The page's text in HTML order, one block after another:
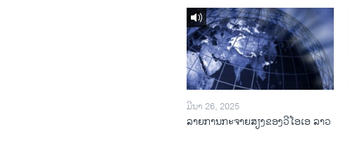
ມີນາ 26, 2025
ລາຍການກະຈາຍສຽງຂອງວີໂອເອ ລາວ